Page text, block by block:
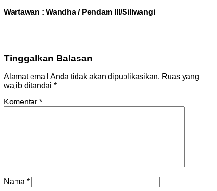
Wartawan : Wandha / Pendam III/Siliwangi
Tinggalkan Balasan
Alamat email Anda tidak akan dipublikasikan. Ruas yang
wajib ditandai *
Komentar *
Nama *